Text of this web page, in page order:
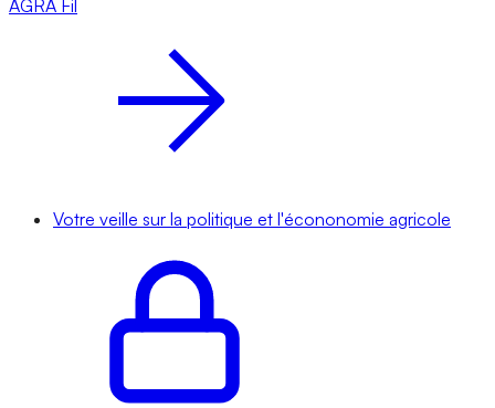
AGRA Fil
Votre veille sur la politique et l'écononomie agricole